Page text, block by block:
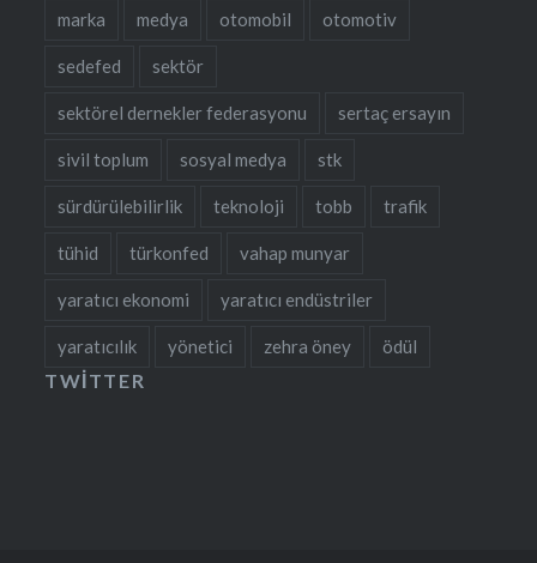
marka medya otomobil otomotiv
sedefed sektör
sektörel dernekler federasyonu sertaç ersayın
sivil toplum sosyal medya stk
sürdürülebilirlik teknoloji tobb trafik
tühid türkonfed vahap munyar
yaratıcı ekonomi yaratıcı endüstriler
yaratıcılık yönetici zehra öney ödül
TWITTER